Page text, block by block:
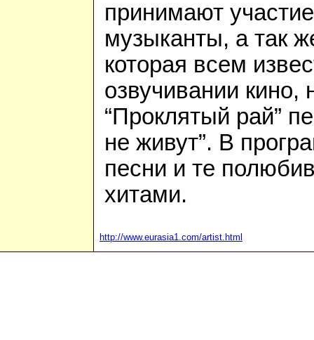
принимают
музыканты, а так
которая всем
озвучивании кино,
“Проклятый рай”
не живут”. В
песни и те
хитами.
http://www.eurasia1.com/artist.html